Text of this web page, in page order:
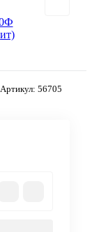
Артикул: 56705